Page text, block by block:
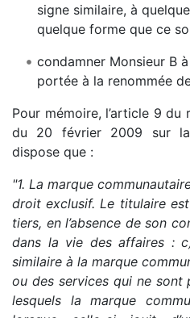
signe similaire, à
quelque forme que ce
condamner Monsieur B
portée à la renommée
Pour mémoire, l’article 9
du 20 février 2009 sur la
dispose que :
"1. La marque
droit exclusif. Le titulaire
tiers, en l’absence de son
dans la vie des affaires :
similaire à la marque
ou des services qui ne sont
lesquels la marque